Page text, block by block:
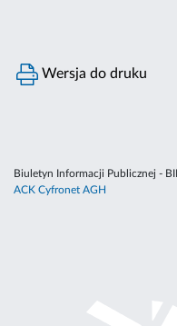
Wersja do druku
Biuletyn Informacji Publicznej -
ACK Cyfronet AGH